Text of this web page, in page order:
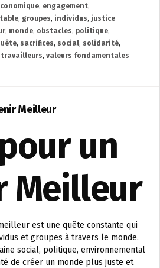
, engagement,
, groupes, individus, justice
, monde, obstacles, politique,
, sacrifices, social, solidarité,
travailleurs, valeurs fondamentales
Meilleur
un
Meilleur
est une quête constante qui
et groupes à travers le monde.
social, politique, environnemental
de créer un monde plus juste et